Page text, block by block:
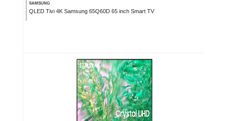
SAMSUNG
QLED Tivi 4K Samsung 65Q60D 65 inch Smart TV